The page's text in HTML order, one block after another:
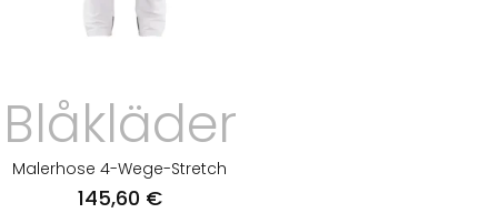
Blåkläder
Malerhose 4-Wege-Stretch
145,60 €